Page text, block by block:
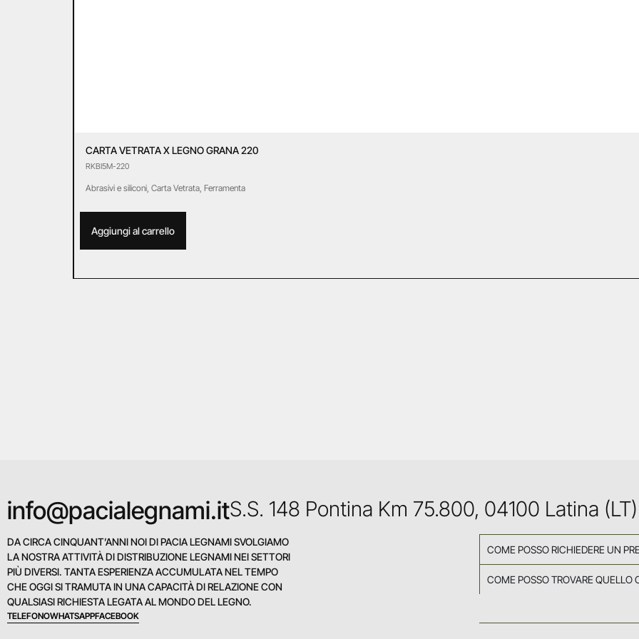
CARTA VETRATA X LEGNO GRANA 220
RKBI5M-220
Abrasivi e siliconi, Carta Vetrata, Ferramenta
Aggiungi al carrello
info@pacialegnami.itS.S. 148 Pontina Km 75.800, 04100 Latina (LT)
DA CIRCA CINQUANT’ANNI NOI DI PACIA LEGNAMI SVOLGIAMO
LA NOSTRA ATTIVITÀ DI DISTRIBUZIONE LEGNAMI NEI SETTORI
PIÙ DIVERSI. TANTA ESPERIENZA ACCUMULATA NEL TEMPO
CHE OGGI SI TRAMUTA IN UNA CAPACITÀ DI RELAZIONE CON
QUALSIASI RICHIESTA LEGATA AL MONDO DEL LEGNO.
TELEFONOWHATSAPPFACEBOOK
COME POSSO RICHIEDERE UN
COME POSSO TROVARE QUELLO